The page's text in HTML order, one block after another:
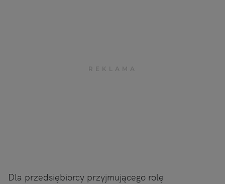
Dla przedsiębiorcy przyjmującego rolę